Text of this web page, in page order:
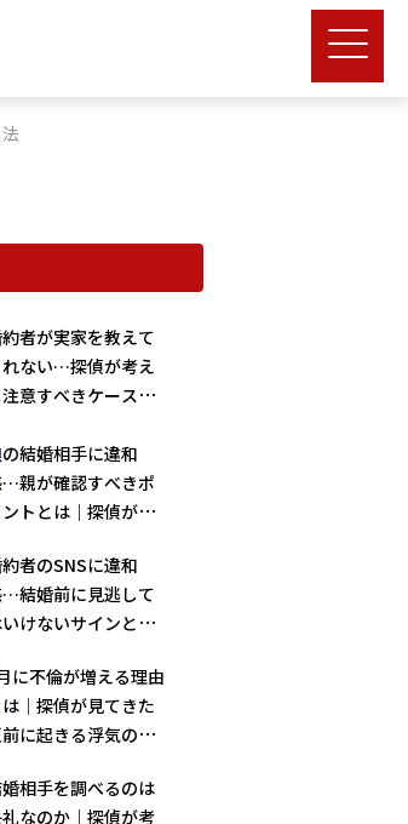
者が実家を教えて
れない…探偵が考え
意すべきケースと
結婚相手に違和
親が確認すべきポ
トとは｜探偵が解
者のSNSに違和
結婚前に見逃して
けないサインとは
に不倫が増える理由
は｜探偵が見てきた
に起きる浮気の共
相手を調べるのは
なのか｜探偵が考